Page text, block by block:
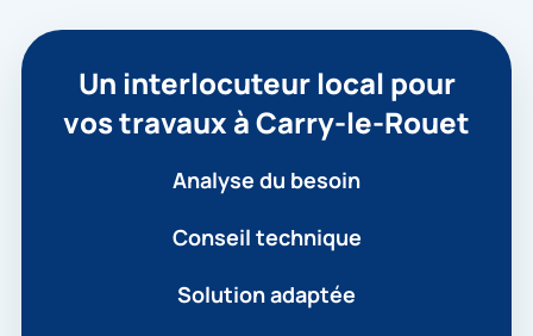
Un interlocuteur local pour
vos travaux à Carry-le-Rouet
Analyse du besoin
Conseil technique
Solution adaptée